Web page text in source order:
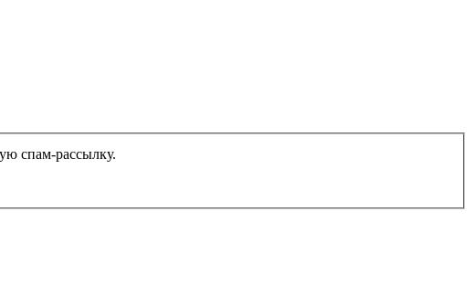
спам-рассылку.